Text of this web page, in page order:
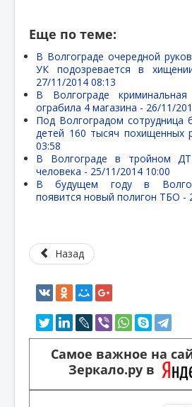
Еще по теме:
В Волгограде очередной
УК подозревается в
27/11/2014 08:13
В Волгограде
ограбила 4 магазина - 26/11/
Под Волгоградом сотрудница
детей 160 тысяч похищенных
03:58
В Волгограде в тройном
человека - 25/11/2014 10:00
В будущем году в
появится новый полигон ТБО -
Назад
Самое важное на
Зеркало.ру в